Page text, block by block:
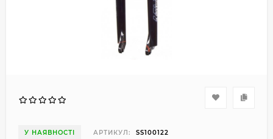
У НАЯВНОСТІ АРТИКУЛ: SS100122